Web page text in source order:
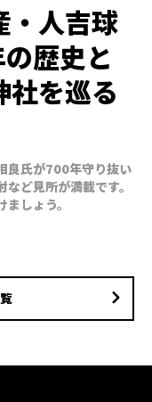
・人吉球
歴史と
社を巡る
良氏が700年守り抜い
ど見所が満載です。
しょう。